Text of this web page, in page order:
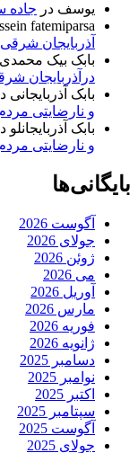
یوسف در جاده
fatemiparsa
آذربایجان
بابک بیک
درآذربایجان
بابک آذربایجانی
و نارضایتی
بابک آذربایجانلو
و نارضایتی
بایگانی‌ها
آگوست 2026
جولای 2026
ژوئن 2026
می 2026
آوریل 2026
مارس 2026
فوریه 2026
ژانویه 2026
دسامبر 2025
نوامبر 2025
اکتبر 2025
سپتامبر 2025
آگوست 2025
جولای 2025